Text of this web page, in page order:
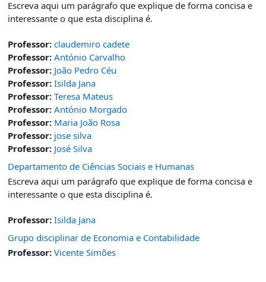
Escreva aqui um parágrafo que explique de forma concisa e
interessante o que esta disciplina é.
Professor: claudemiro cadete
Professor: António Carvalho
Professor: João Pedro Céu
Professor: Isilda Jana
Professor: Teresa Mateus
Professor: António Morgado
Professor: Maria João Rosa
Professor: jose silva
Professor: José Silva
Departamento de Ciências Sociais e Humanas
Escreva aqui um parágrafo que explique de forma concisa e
interessante o que esta disciplina é.
Professor: Isilda Jana
Grupo disciplinar de Economia e Contabilidade
Professor: Vicente Simões